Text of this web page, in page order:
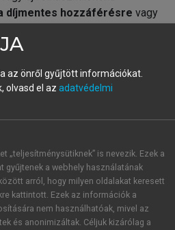
díjmentes hozzáférésre vagy
hozz létre új fiókot.
automatikusan
FIÓKKAL
az önről gyűjtött információkat.
olvasd el az adatvédelmi
„teljesítménysütiknek” is nevezik. Ezek a
gyűjtenek a webhely használatának
arról, hogy milyen oldalakat keresett
kattintott. Ezek az információk a
nem használhatóak, mivel az
és anonimizáltak. Céljuk kizárólag a